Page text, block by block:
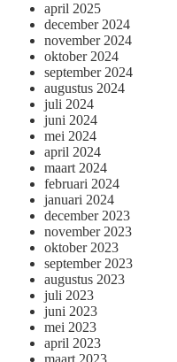
april 2025
december 2024
november 2024
oktober 2024
september 2024
augustus 2024
juli 2024
juni 2024
mei 2024
april 2024
maart 2024
februari 2024
januari 2024
december 2023
november 2023
oktober 2023
september 2023
augustus 2023
juli 2023
juni 2023
mei 2023
april 2023
maart 2023